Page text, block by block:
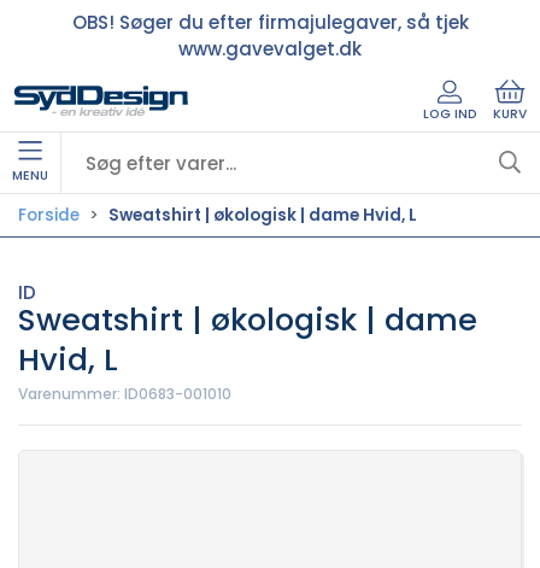
OBS! Søger du efter firmajulegaver, så tjek
www.gavevalget.dk
LOG IND KURV
MENU
Forside Sweatshirt | økologisk | dame Hvid, L
ID
Sweatshirt | økologisk | dame
Hvid, L
Varenummer: ID0683-001010